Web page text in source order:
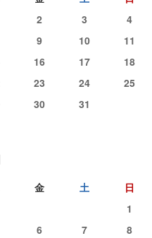
2 3
4
9 10
11
16 17
18
23 24
25
30 31
金 土
日
1
6 7
8